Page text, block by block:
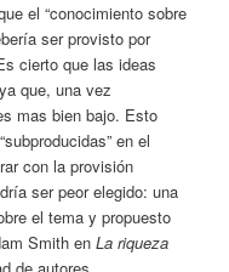
el “conocimiento sobre
ser provisto por
cierto que las ideas
que, una vez
mas bien bajo. Esto
en el
con la provisión
ser peor elegido: una
el tema y propuesto
Smith enLa riqueza